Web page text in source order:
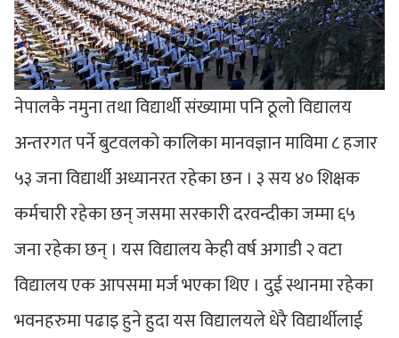
नेपालकै नमुना तथा विद्यार्थी संख्यामा पनि ठूलो विद्यालय
अन्तरगत पर्ने बुटवलको कालिका मानवज्ञान माविमा ८ हजार
५३ जना विद्यार्थी अध्यानरत रहेका छन । ३ सय ४० शिक्षक
कर्मचारी रहेका छन् जसमा सरकारी दरवन्दीका जम्मा ६५
जना रहेका छन् । यस विद्यालय केही वर्ष अगाडी २ वटा
विद्यालय एक आपसमा मर्ज भएका थिए । दुई स्थानमा रहेका
भवनहरुमा पढाइ हुने हुदा यस विद्यालयले धेरै विद्यार्थीलाई